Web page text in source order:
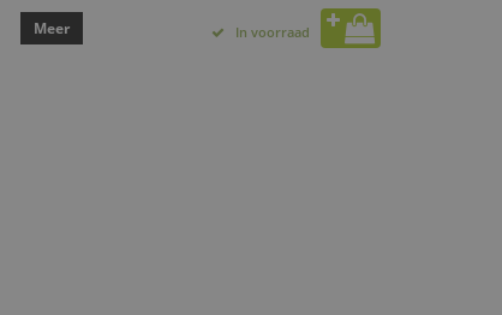
Meer In voorraad